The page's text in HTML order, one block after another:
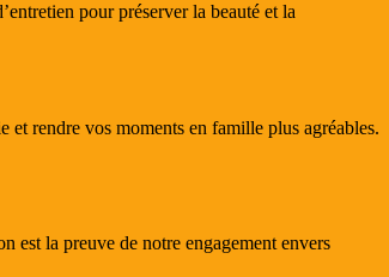
pour préserver la beauté et la
rendre vos moments en famille plus agréables.
est la preuve de notre engagement envers